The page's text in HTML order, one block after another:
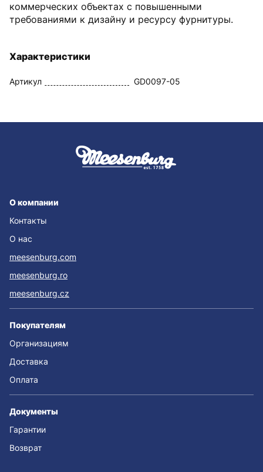
коммерческих объектах с повышенными
требованиями к дизайну и ресурсу фурнитуры.
Характеристики
Артикул GD0097-05
О компании
Контакты
О нас
meesenburg.com
meesenburg.ro
meesenburg.cz
Покупателям
Организациям
Доставка
Оплата
Документы
Гарантии
Возврат